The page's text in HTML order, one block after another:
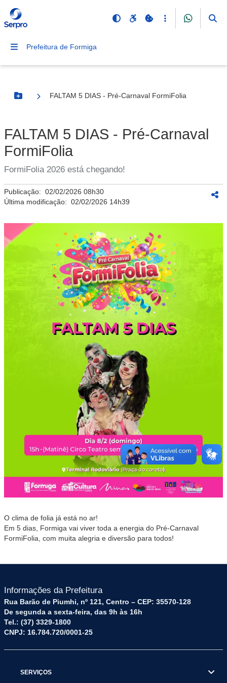
Prefeitura de Formiga
Botão Menu
FALTAM 5 DIAS - Pré-Carnaval FormiFolia
FALTAM 5 DIAS - Pré-Carnaval
FormiFolia
FormiFolia 2026 está chegando!
Publicação: 02/02/2026 08h30
Última modificação: 02/02/2026 14h39
O clima de folia já está no ar!
Em 5 dias, Formiga vai viver toda a energia do Pré-Carnaval
FormiFolia, com muita alegria e diversão para todos!
Informações da Prefeitura
Rua Barão de Piumhi, nº 121, Centro – CEP: 35570-128
De segunda a sexta-feira, das 9h às 16h
Tel.: (37) 3329-1800
CNPJ: 16.784.720/0001-25
SERVIÇOS